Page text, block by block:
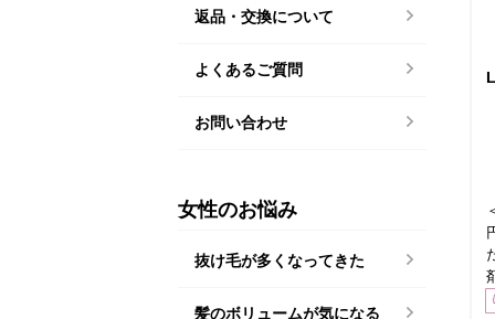
返品・交換について
よくあるご質問
お問い合わせ
女性のお悩み
抜け毛が多くなってきた
髪のボリュームが気になる